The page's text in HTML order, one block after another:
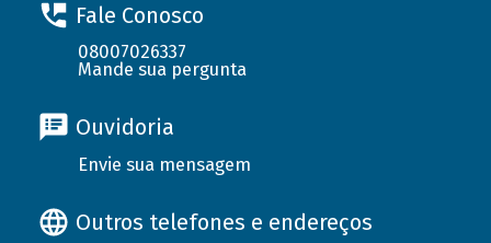
Fale Conosco
08007026337
Mande sua pergunta
Ouvidoria
Envie sua mensagem
Outros telefones e endereços